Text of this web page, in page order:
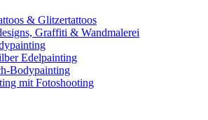
& Glitzertattoos
Graffiti & Wandmalerei
Edelpainting
Bodypainting
mit Fotoshooting